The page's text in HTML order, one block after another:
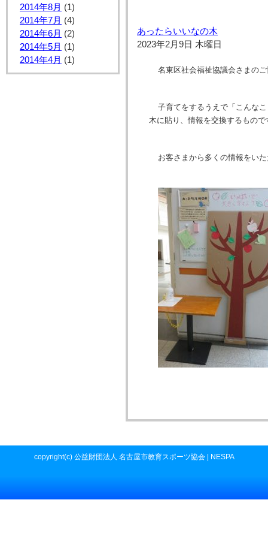
2014年8月 (1)
2014年7月 (4)
2014年6月 (2)
2014年5月 (1)
2014年4月 (1)
あったらいいなの木
2023年2月9日 木曜日
名東区社会福祉協議会さまの
子育てをするうえで「こんな
木に貼り、情報を交換するもので
お客さまから多くの情報をい
copyright(c) 公益財団法人 名古屋市教育スポーツ協会 | NESPA